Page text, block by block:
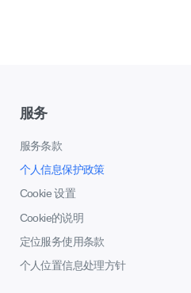
服务
服务条款
个人信息保护政策
Cookie 设置
Cookie的说明
定位服务使用条款
个人位置信息处理方针